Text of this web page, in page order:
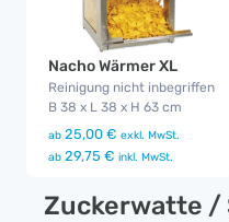
Nacho Wärmer XL
Reinigung nicht inbegriffen
B 38 x L 38 x H 63 cm
ab 25,00 € exkl. MwSt.
ab 29,75 € inkl. MwSt.
Zuckerwatte /